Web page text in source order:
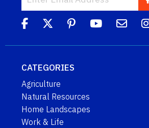
CATEGORIES
Agriculture
Natural Resources
Home Landscapes
Work & Life